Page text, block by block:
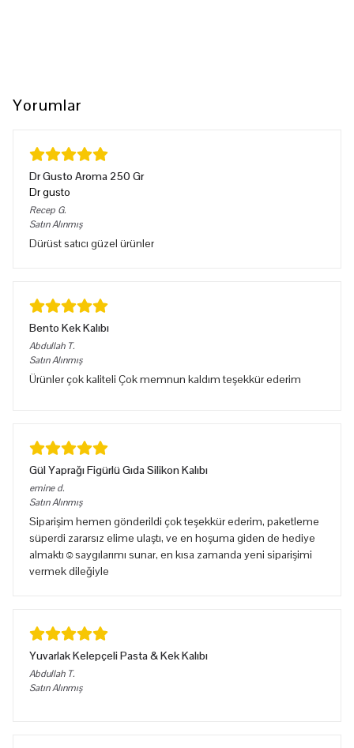
Yorumlar
Dr Gusto Aroma 250 Gr
Dr gusto
Recep G.
Satın Alınmış
Dürüst satıcı güzel ürünler
Bento Kek Kalıbı
Abdullah T.
Satın Alınmış
Ürünler çok kaliteli Çok memnun kaldım teşekkür ederim
Gül Yaprağı Figürlü Gıda Silikon Kalıbı
emine d.
Satın Alınmış
Siparişim hemen gönderildi çok teşekkür ederim, paketleme
süperdi zararsız elime ulaştı, ve en hoşuma giden de hediye
almaktı☺️saygılarımı sunar, en kısa zamanda yeni siparişimi
vermek dileğiyle
Yuvarlak Kelepçeli Pasta & Kek Kalıbı
Abdullah T.
Satın Alınmış